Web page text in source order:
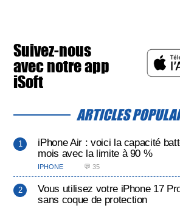
Suivez-nous
avec notre app
iSoft
ARTICLES
iPhone Air : voici la capacité
mois avec la limite à 90 %
IPHONE 💬 35
Vous utilisez votre iPhone 17
sans coque de protection